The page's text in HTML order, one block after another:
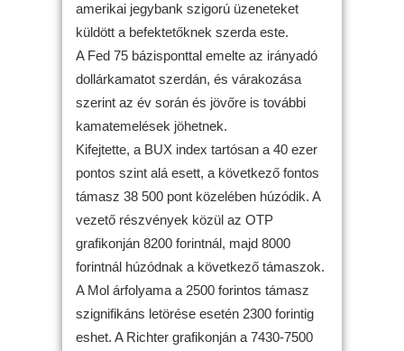
amerikai jegybank szigorú üzeneteket
küldött a befektetőknek szerda este.
A Fed 75 bázisponttal emelte az irányadó
dollárkamatot szerdán, és várakozása
szerint az év során és jövőre is további
kamatemelések jöhetnek.
Kifejtette, a BUX index tartósan a 40 ezer
pontos szint alá esett, a következő fontos
támasz 38 500 pont közelében húzódik. A
vezető részvények közül az OTP
grafikonján 8200 forintnál, majd 8000
forintnál húzódnak a következő támaszok.
A Mol árfolyama a 2500 forintos támasz
szignifikáns letörése esetén 2300 forintig
eshet. A Richter grafikonján a 7430-7500